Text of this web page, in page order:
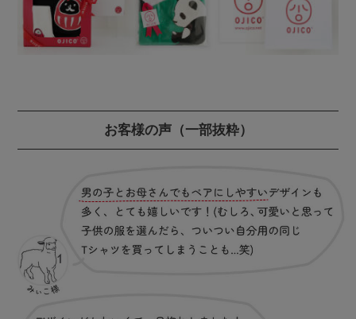
お客様の声（一部抜粋）